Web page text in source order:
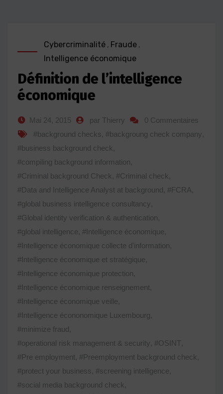
Cybercriminalité , Fraude ,
Intelligence économique
Définition de l’intelligence
économique
Mai 24, 2015 par Thierry
0 Commentaires
#background checks, #backgroung check company,
#business background check,
#compiling background information,
#Criminal background Check, #Criminal check,
#Data and Intelligence Analyst at background, #FCRA,
#global business intelligence consultancy,
#Global identity verification & authentication,
#global intelligence, #Intelligence économique,
#Intelligence économique collecte d'information,
#Intelligence économique et stratégique,
#Intelligence économique protection,
#Intelligence économique renseignement,
#Intelligence économique veille,
#Intelligence écononomique Luxembourg,
#minimize fraud,
#operational risk management & security, #OSINT,
#Pre employment, #Preemployment background check,
#protect your business, #screening intelligence,
#social media background check,